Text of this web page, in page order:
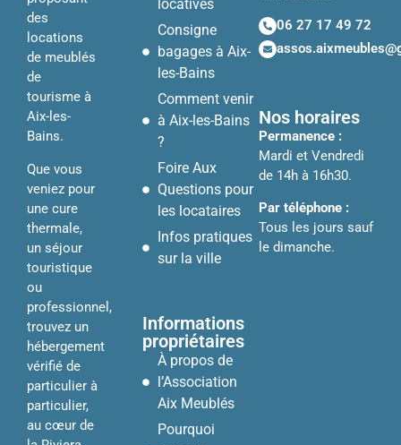
des
locations
de meublés
de
tourisme à
Aix-les-
Bains.
Que vous
veniez pour
une cure
thermale,
un séjour
touristique
ou
professionnel,
trouvez un
hébergement
vérifié de
particulier à
particulier,
au cœur de
locatives
Consigne
bagages à Aix-
les-Bains
Comment venir
à Aix-les-Bains
?
Foire Aux
Questions pour
les locataires
Infos pratiques
sur la ville
Informations
propriétaires
À propos de
l’Association
Aix Meublés
Pourquoi
06 27 17 49 72
Nos horaires
Permanence :
Mardi et Vendredi
de 14h à 16h30.
Par téléphone :
Tous les jours sauf
le dimanche.